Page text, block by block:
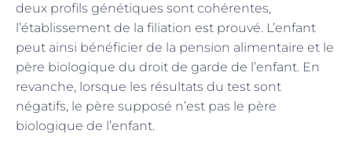
deux profils génétiques sont cohérentes,
l’établissement de la filiation est prouvé. L’enfant
peut ainsi bénéficier de la pension alimentaire et le
père biologique du droit de garde de l’enfant. En
revanche, lorsque les résultats du test sont
négatifs, le père supposé n’est pas le père
biologique de l’enfant.